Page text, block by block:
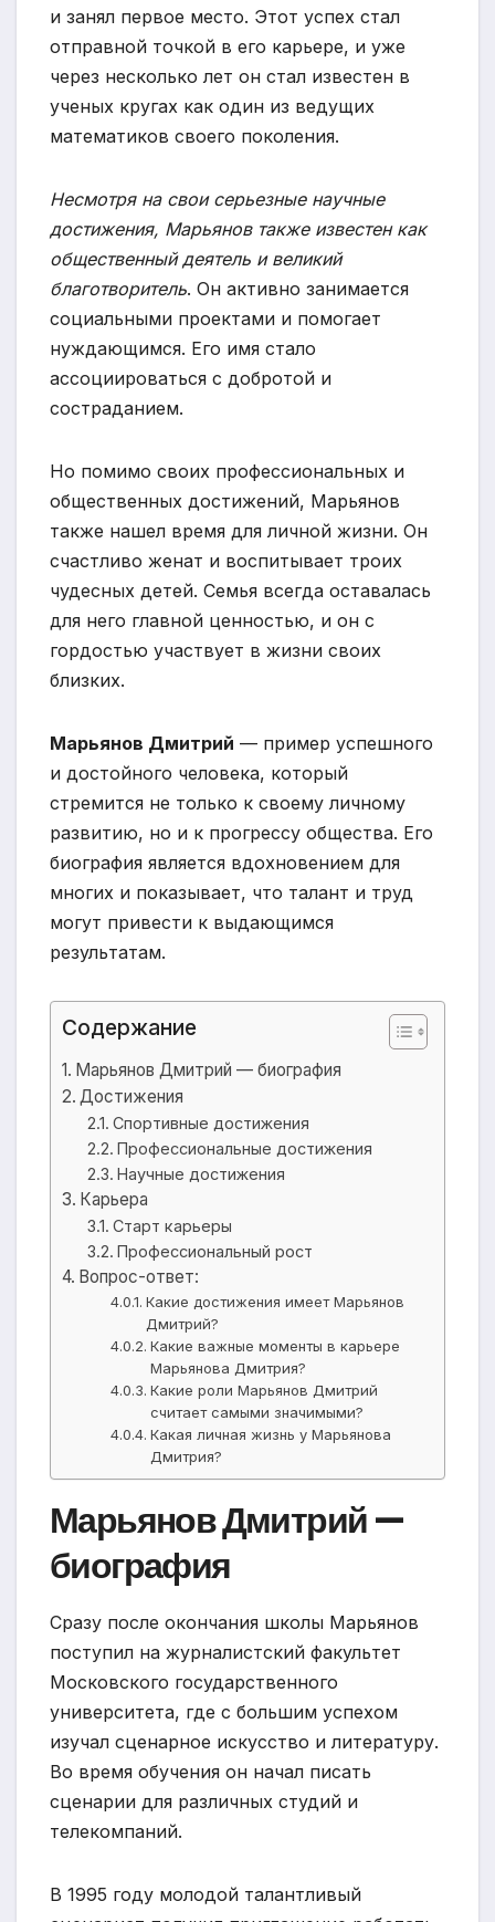
и занял первое место. Этот успех стал
отправной точкой в его карьере, и уже
через несколько лет он стал известен в
ученых кругах как один из ведущих
математиков своего поколения.
Несмотря на свои серьезные научные
достижения, Марьянов также известен как
общественный деятель и великий
благотворитель. Он активно занимается
социальными проектами и помогает
нуждающимся. Его имя стало
ассоциироваться с добротой и
состраданием.
Но помимо своих профессиональных и
общественных достижений, Марьянов
также нашел время для личной жизни. Он
счастливо женат и воспитывает троих
чудесных детей. Семья всегда оставалась
для него главной ценностью, и он с
гордостью участвует в жизни своих
близких.
Марьянов Дмитрий — пример успешного
и достойного человека, который
стремится не только к своему личному
развитию, но и к прогрессу общества. Его
биография является вдохновением для
многих и показывает, что талант и труд
могут привести к выдающимся
результатам.
Содержание
Марьянов Дмитрий — биография
Достижения
Спортивные достижения
Профессиональные достижения
Научные достижения
Карьера
Старт карьеры
Профессиональный рост
Вопрос-ответ:
Какие достижения имеет Марьянов
Дмитрий?
Какие важные моменты в карьере
Марьянова Дмитрия?
Какие роли Марьянов Дмитрий
считает самыми значимыми?
Какая личная жизнь у Марьянова
Дмитрия?
Марьянов Дмитрий —
биография
Сразу после окончания школы Марьянов
поступил на журналистский факультет
Московского государственного
университета, где с большим успехом
изучал сценарное искусство и литературу.
Во время обучения он начал писать
сценарии для различных студий и
телекомпаний.
В 1995 году молодой талантливый